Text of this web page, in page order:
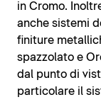
in Cromo.
anche sistemi
finiture
spazzolato e
dal punto di
particolare il